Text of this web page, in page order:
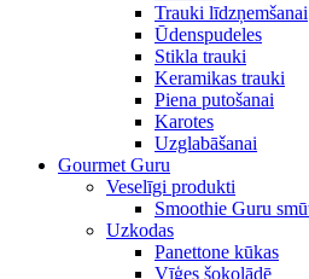
Trauki līdzņemšanai
Ūdenspudeles
Stikla trauki
Keramikas trauki
Piena putošanai
Karotes
Uzglabāšanai
Gourmet Guru
Veselīgi produkti
Smoothie Guru
Uzkodas
Panettone kūkas
Vīģes šokolādē